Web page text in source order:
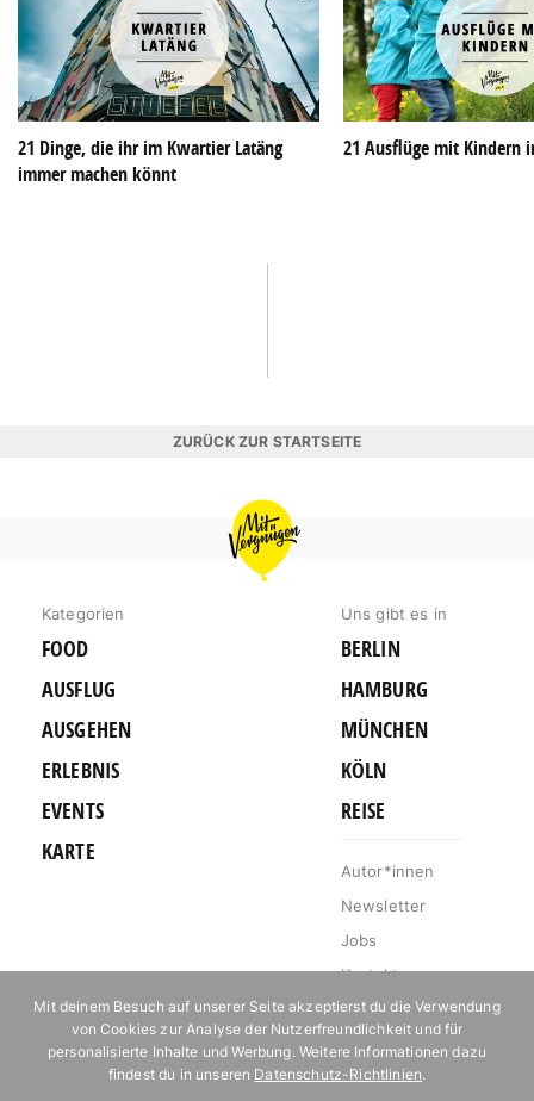
21 Dinge, die ihr im Kwartier Latäng
immer machen könnt
21 Ausflüge mit Kindern
ZURÜCK ZUR STARTSEITE
MIT
VERGNÜGEN
KÖLN
Kategorien
FOOD
AUSFLUG
AUSGEHEN
ERLEBNIS
EVENTS
KARTE
Uns gibt es in
BERLIN
HAMBURG
MÜNCHEN
KÖLN
REISE
Autor*innen
Newsletter
Jobs
Kontakt
Impressum
Datenschutz
Mediakit
Mit deinem Besuch auf unserer Seite akzeptierst du die Verwendung
von Cookies zur Analyse der Nutzerfreundlichkeit und für
personalisierte Inhalte und Werbung. Weitere Informationen dazu
findest du in unseren Datenschutz-Richtlinien.